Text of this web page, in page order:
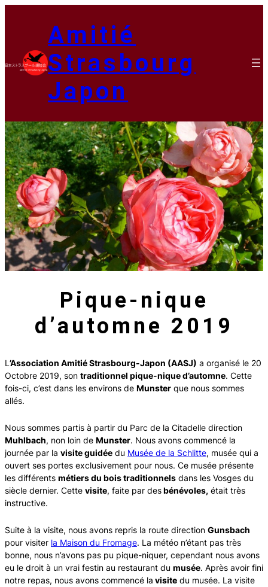
Amitié
Strasbourg
Japon
Pique-nique
d’automne 2019
L’Association Amitié Strasbourg-Japon (AASJ) a organisé le 20
Octobre 2019, son traditionnel pique-nique d’automne. Cette
fois-ci, c’est dans les environs de Munster que nous sommes
allés.
Nous sommes partis à partir du Parc de la Citadelle direction
Muhlbach, non loin de Munster. Nous avons commencé la
journée par la visite guidée du Musée de la Schlitte, musée qui a
ouvert ses portes exclusivement pour nous. Ce musée présente
les différents métiers du bois traditionnels dans les Vosges du
siècle dernier. Cette visite, faite par desbénévoles, était très
instructive.
Suite à la visite, nous avons repris la route direction Gunsbach
pour visiter la Maison du Fromage. La météo n’étant pas très
bonne, nous n’avons pas pu pique-niquer, cependant nous avons
eu le droit à un vrai festin au restaurant du musée. Après avoir fini
notre repas, nous avons commencé la visite du musée. La visite